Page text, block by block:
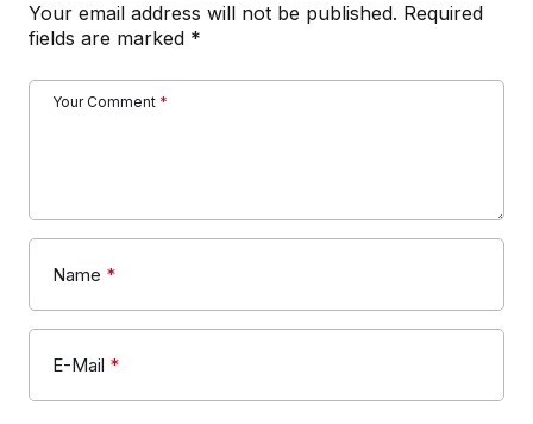
Your email address will not be published. Required
fields are marked *
Your Comment *
Name *
E-Mail *